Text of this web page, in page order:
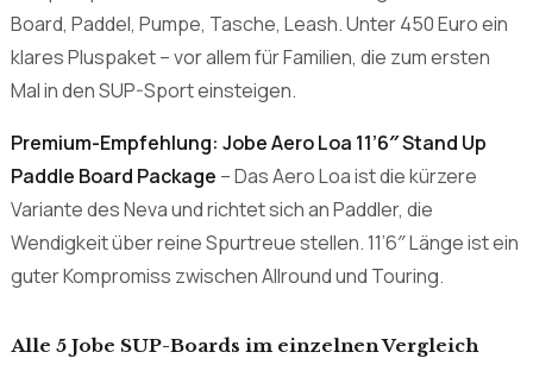
Premium-Empfehlung: Jobe Aero Loa 11’6″ Stand Up
Paddle Board Package – Das Aero Loa ist die kürzere
Variante des Neva und richtet sich an Paddler, die
Wendigkeit über reine Spurtreue stellen. 11’6″ Länge ist ein
guter Kompromiss zwischen Allround und Touring.
Alle 5 Jobe SUP-Boards im einzelnen Vergleich
1. Jobe Aero Neva 12’6″ Stand Up Paddle Board Package – unser
Vergleichssieger
Jobe-SUP Jobe Aero Neva 12'6 Stand Up Paddle Board
Package